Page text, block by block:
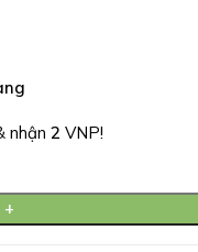
nhận 2 VNP!